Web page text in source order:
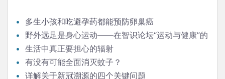
多生小孩和吃避孕药都能预防卵巢癌
野外远足是身心运动——在智识论坛“运动与健康”的
发言生活中真正要担心的辐射
有没有可能全面消灭蚊子？
详解关于新冠溯源的四个关键问题